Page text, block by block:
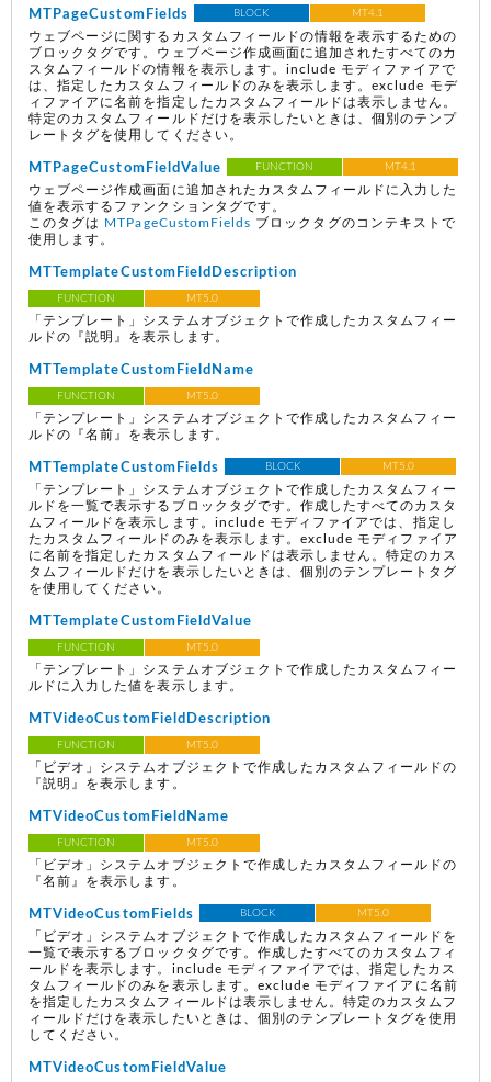
MTPageCustomFields BLOCK MT4.1
ウェブページに関するカスタムフィールドの情報を表示するための
ブロックタグです。ウェブページ作成画面に追加されたすべてのカ
スタムフィールドの情報を表示します。include モディファイアで
は、指定したカスタムフィールドのみを表示します。exclude モデ
ィファイアに名前を指定したカスタムフィールドは表示しません。
特定のカスタムフィールドだけを表示したいときは、個別のテンプ
レートタグを使用してください。
MTPageCustomFieldValue FUNCTION MT4.1
ウェブページ作成画面に追加されたカスタムフィールドに入力した
値を表示するファンクションタグです。
このタグは
MTPageCustomFields ブロックタグのコンテキストで
使用します。
MTTemplateCustomFieldDescription
FUNCTION MT5.0
「テンプレート」システムオブジェクトで作成したカスタムフィー
ルドの『説明』を表示します。
MTTemplateCustomFieldName
FUNCTION MT5.0
「テンプレート」システムオブジェクトで作成したカスタムフィー
ルドの『名前』を表示します。
MTTemplateCustomFields BLOCK MT5.0
「テンプレート」システムオブジェクトで作成したカスタムフィー
ルドを一覧で表示するブロックタグです。作成したすべてのカスタ
ムフィールドを表示します。include モディファイアでは、指定し
たカスタムフィールドのみを表示します。exclude モディファイア
に名前を指定したカスタムフィールドは表示しません。特定のカス
タムフィールドだけを表示したいときは、個別のテンプレートタグ
を使用してください。
MTTemplateCustomFieldValue
FUNCTION MT5.0
「テンプレート」システムオブジェクトで作成したカスタムフィー
ルドに入力した値を表示します。
MTVideoCustomFieldDescription
FUNCTION MT5.0
「ビデオ」システムオブジェクトで作成したカスタムフィールドの
『説明』を表示します。
MTVideoCustomFieldName
FUNCTION MT5.0
「ビデオ」システムオブジェクトで作成したカスタムフィールドの
『名前』を表示します。
MTVideoCustomFields BLOCK MT5.0
「ビデオ」システムオブジェクトで作成したカスタムフィールドを
一覧で表示するブロックタグです。作成したすべてのカスタムフィ
ールドを表示します。include モディファイアでは、指定したカス
タムフィールドのみを表示します。exclude モディファイアに名前
を指定したカスタムフィールドは表示しません。特定のカスタムフ
ィールドだけを表示したいときは、個別のテンプレートタグを使用
してください。
MTVideoCustomFieldValue